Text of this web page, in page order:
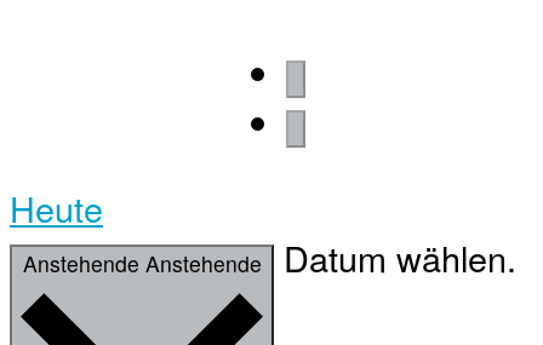
Heute
Anstehende Anstehende Datum wählen.